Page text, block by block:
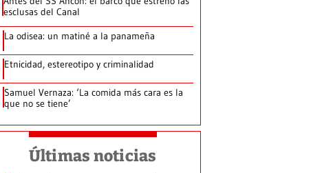
esclusas del Canal
La odisea: un matiné a la panameña
Etnicidad, estereotipo y criminalidad
Samuel Vernaza: ‘La comida más cara es la
que no se tiene’
Últimas noticias